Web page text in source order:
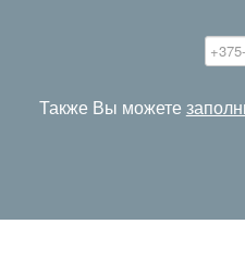
Также Вы можете